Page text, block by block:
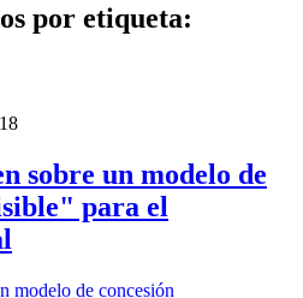
por etiqueta:
sobre un modelo de
para el